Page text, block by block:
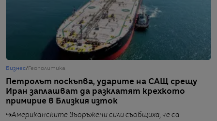
Бизнес/Геополитика
Петролът поскъпва, ударите на САЩ срещу
Иран заплашват да разклатят крехкото
примирие в Близкия изток
Американските въоръжени сили съобщиха, че са